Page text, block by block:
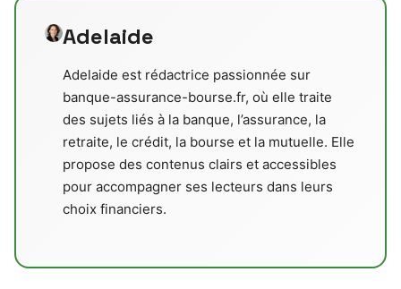
Adelaide
Adelaide est rédactrice passionnée sur
banque-assurance-bourse.fr, où elle traite
des sujets liés à la banque, l’assurance, la
retraite, le crédit, la bourse et la mutuelle. Elle
propose des contenus clairs et accessibles
pour accompagner ses lecteurs dans leurs
choix financiers.